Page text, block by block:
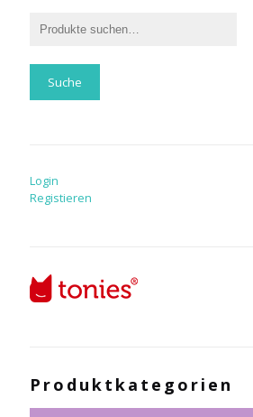
Suche
Login
Registieren
Produktkategorien